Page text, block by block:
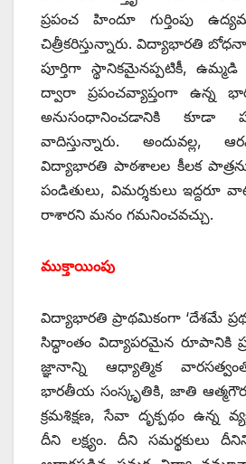
ప్రపంచ హిందూ గుర్తింపు
చిత్రీకరిస్తున్నారు. విద్యాభారతి
పూర్తిగా స్థానికమైనప్పటికీ,
ద్వారా ప్రపంచవ్యాప్తంగా
అనుసంధానించడానికి కూడా
వాదిస్తున్నారు. అందువల్ల,
విద్యాభారతి పాఠశాలల కీలక పాత్రను
పండితులు, విమర్శకులు ఇద్దరూ
రాశారని మనం గమనించవచ్చు.
ముక్తాయింపు
విద్యాభారతి ప్రాథమికంగా ‘దేశమే
సిద్ధాంతం విద్యాపరమైన రూపానికి
జ్ఞానాన్ని ఆధ్యాత్మిక
భారతీయ సంస్కృతికి, జాతి
క్రమశిక్షణ, సేవా దృక్పథం ఉన్న
దీని లక్ష్యం. దీని సమర్థకులు